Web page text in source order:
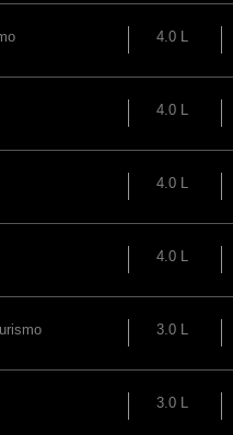
4.0 L
4.0 L
4.0 L
4.0 L
3.0 L
3.0 L